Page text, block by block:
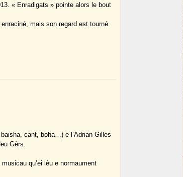
« Enradigats » pointe alors le bout
mais son regard est tourné
cant, boha…) e l’Adrian Gilles
Gèrs.
qu’ei lèu e normaument